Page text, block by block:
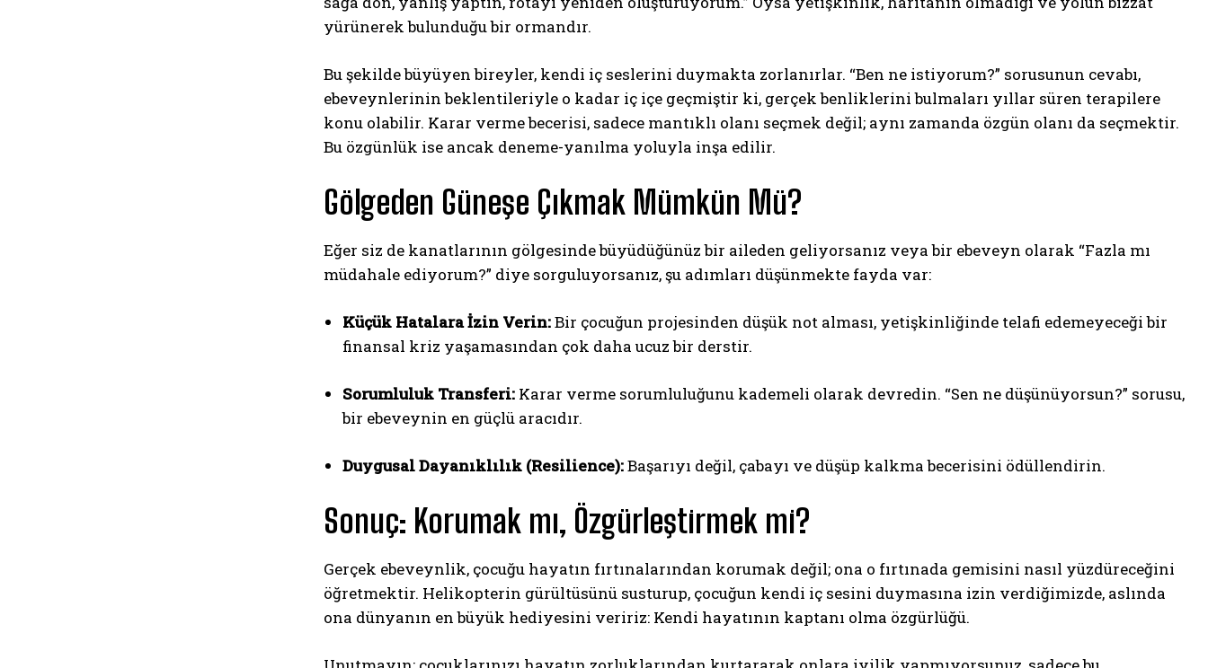
yürünerek bulunduğu bir ormandır.
Bu şekilde büyüyen bireyler, kendi iç seslerini duymakta zorlanırlar. “Ben ne istiyorum?” sorusunun cevabı,
ebeveynlerinin beklentileriyle o kadar iç içe geçmiştir ki, gerçek benliklerini bulmaları yıllar süren terapilere
konu olabilir. Karar verme becerisi, sadece mantıklı olanı seçmek değil; aynı zamanda özgün olanı da seçmektir.
Bu özgünlük ise ancak deneme-yanılma yoluyla inşa edilir.
Gölgeden Güneşe Çıkmak Mümkün Mü?
Eğer siz de kanatlarının gölgesinde büyüdüğünüz bir aileden geliyorsanız veya bir ebeveyn olarak “Fazla mı
müdahale ediyorum?” diye sorguluyorsanız, şu adımları düşünmekte fayda var:
Küçük Hatalara İzin Verin:Bir çocuğun projesinden düşük not alması, yetişkinliğinde telafi edemeyeceği bir
finansal kriz yaşamasından çok daha ucuz bir derstir.
Sorumluluk Transferi: Karar verme sorumluluğunu kademeli olarak devredin. “Sen ne düşünüyorsun?” sorusu,
bir ebeveynin en güçlü aracıdır.
Duygusal Dayanıklılık (Resilience):Başarıyı değil, çabayı ve düşüp kalkma becerisini ödüllendirin.
Sonuç: Korumak mı, Özgürleştirmek mi?
Gerçek ebeveynlik, çocuğu hayatın fırtınalarından korumak değil; ona o fırtınada gemisini nasıl yüzdüreceğini
öğretmektir. Helikopterin gürültüsünü susturup, çocuğun kendi iç sesini duymasına izin verdiğimizde, aslında
ona dünyanın en büyük hediyesini veririz: Kendi hayatının kaptanı olma özgürlüğü.